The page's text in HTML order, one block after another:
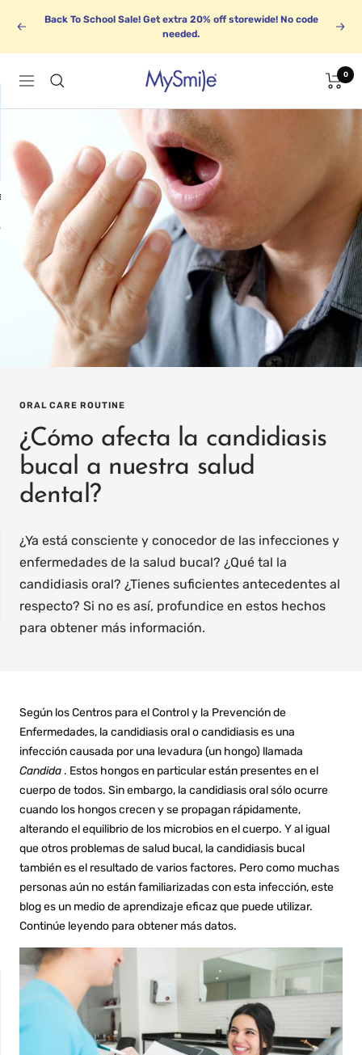
Anterior
Back To School Sale! Get extra 20% off storewide! No code
needed.
Navigación MySmile 0
BUNDLE UP
Save up to 30%
ORAL CARE ROUTINE
¿Cómo afecta la candidiasis
bucal a nuestra salud
dental?
¿Ya está consciente y conocedor de las infecciones y
enfermedades de la salud bucal? ¿Qué tal la
candidiasis oral? ¿Tienes suficientes antecedentes al
respecto? Si no es así, profundice en estos hechos
para obtener más información.
Según los Centros para el Control y la Prevención de
Enfermedades, la candidiasis oral o candidiasis es una
infección causada por una levadura (un hongo) llamada
Candida . Estos hongos en particular están presentes en el
cuerpo de todos. Sin embargo, la candidiasis oral sólo ocurre
cuando los hongos crecen y se propagan rápidamente,
alterando el equilibrio de los microbios en el cuerpo. Y al igual
que otros problemas de salud bucal, la candidiasis bucal
también es el resultado de varios factores. Pero como muchas
personas aún no están familiarizadas con esta infección, este
blog es un medio de aprendizaje eficaz que puede utilizar.
Continúe leyendo para obtener más datos.